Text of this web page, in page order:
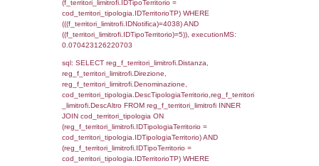
cod_territori_tipologia.IDTerritorioTP )
((f_territori_limitrofi.IDNotifica) = 4038 ) AND
cod_territori_tipologia.IDTerritorioTP = 1)
executionMS: 0.05466103553772
sql: SELECT
SEPARATOR '; ') AS DescAltro,
reg_f_territori_limitrofi INNER JOIN